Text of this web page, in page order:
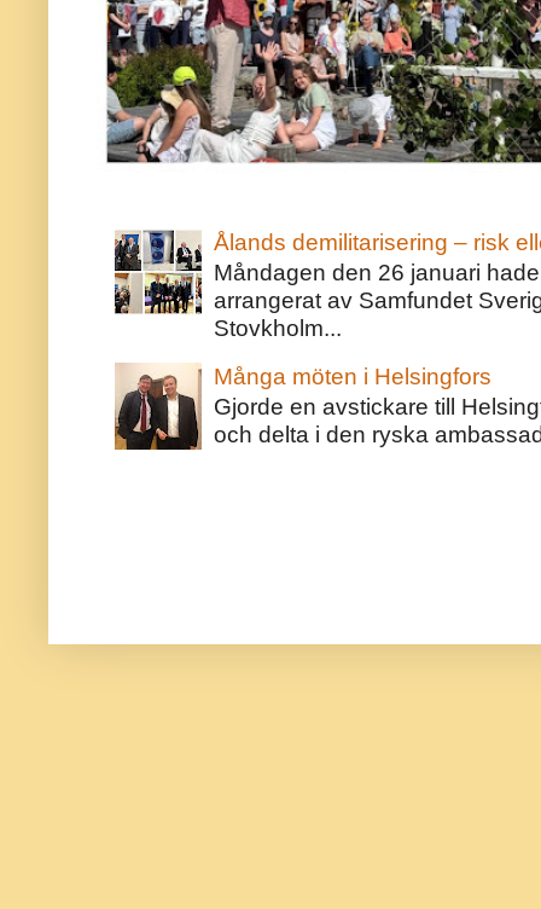
Ålands demilitarisering – risk
Måndagen den 26 januari
arrangerat av Samfundet
Stovkholm...
Många möten i Helsingfors
Gjorde en avstickare till
och delta i den ryska